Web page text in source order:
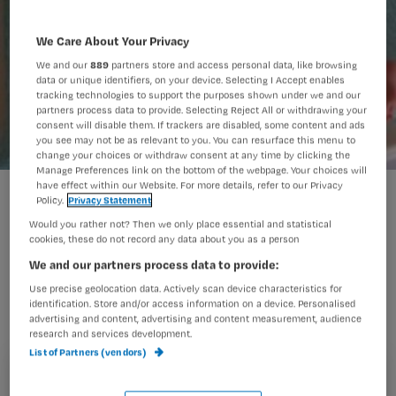
Werkt de maagsonde bij beademde kinderen beter dan de
duodenumsonde?
Sondevoeding geven aan beademde patiëntjes op de
pediatrische intensive care gebeurt op verschillende
manieren. De vraag is wat daarvoor de beste weg is: de
maag- of de duodenumsonde.
We Care About Your Privacy
We and our889 partners store and access personal data, like browsing
data or unique identifiers, on your device. Selecting I Accept enables
tracking technologies to support the purposes shown under we and our
partners process data to provide. Selecting Reject All or withdrawing your
consent will disable them. If trackers are disabled, some content and ads
you see may not be as relevant to you. You can resurface this menu to
change your choices or withdraw consent at any time by clicking the
Manage Preferences link on the bottom of the webpage. Your choices will
have effect within our Website. For more details, refer to our Privacy
Policy. Privacy Statement
Would you rather not? Then we only place essential and statistical
cookies, these do not record any data about you as a person
We and our partners process data to provide:
Use precise geolocation data. Actively scan device characteristics for
identification. Store and/or access information on a device. Personalised
advertising and content, advertising and content measurement, audience
research and services development.
List of Partners (vendors)